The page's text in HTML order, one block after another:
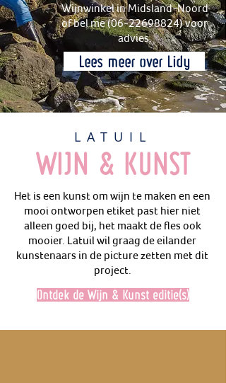
Wijnwinkel in Midsland-Noord
of bel me(06-22698824)voor
advies.
Lees meer over Lidy
LATUIL
WIJN & KUNST
Het is een kunst om wijn te maken en een
mooi ontworpen etiket past hier niet
alleen goed bij, het maakt de fles ook
mooier. Latuil wil graag de eilander
kunstenaars in de picture zetten met dit
project.
Ontdek de Wijn & Kunst editie(s)